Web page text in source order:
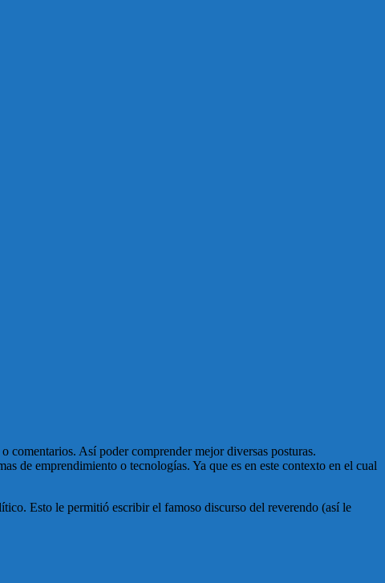
comentarios. Así poder comprender mejor diversas posturas.
de emprendimiento o tecnologías. Ya que es en este contexto en el cual
Esto le permitió escribir el famoso discurso del reverendo (así le